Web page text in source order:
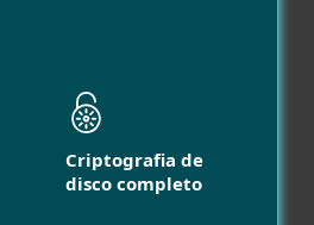
Criptografia de
disco completo